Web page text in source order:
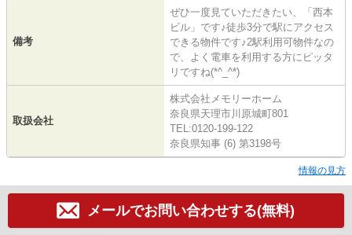
備考
ぜひ一度見ていただきたい、「西本
ビル」です♪徒歩3分で駅にアクセス
できる物件です♪2駅利用可物件なの
で、よく電車を利用する方にピッタ
リですね(*^_^*)
取扱会社
株式会社メモリーホーム
奈良県天理市川原城町801
TEL:0120-199-122
奈良県知事 (6) 第3198号
情報の見方
メールでお問い合わせする(無料)